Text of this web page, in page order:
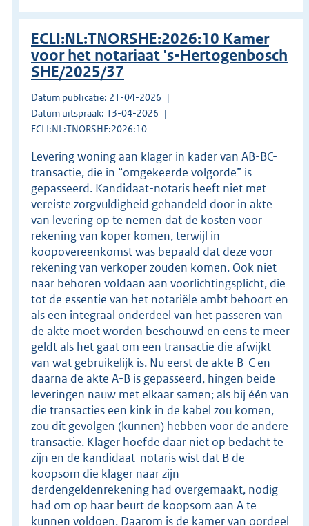
ECLI:NL:TNORSHE:2026:10 Kamer
voor het notariaat 's-Hertogenbosch
SHE/2025/37
Datum publicatie: 21-04-2026
Datum uitspraak: 13-04-2026
ECLI:NL:TNORSHE:2026:10
Levering woning aan klager in kader van AB-BC-
transactie, die in “omgekeerde volgorde” is
gepasseerd. Kandidaat-notaris heeft niet met
vereiste zorgvuldigheid gehandeld door in akte
van levering op te nemen dat de kosten voor
rekening van koper komen, terwijl in
koopovereenkomst was bepaald dat deze voor
rekening van verkoper zouden komen. Ook niet
naar behoren voldaan aan voorlichtingsplicht, die
tot de essentie van het notariële ambt behoort en
als een integraal onderdeel van het passeren van
de akte moet worden beschouwd en eens te meer
geldt als het gaat om een transactie die afwijkt
van wat gebruikelijk is. Nu eerst de akte B-C en
daarna de akte A-B is gepasseerd, hingen beide
leveringen nauw met elkaar samen; als bij één van
die transacties een kink in de kabel zou komen,
zou dit gevolgen (kunnen) hebben voor de andere
transactie. Klager hoefde daar niet op bedacht te
zijn en de kandidaat-notaris wist dat B de
koopsom die klager naar zijn
derdengeldenrekening had overgemaakt, nodig
had om op haar beurt de koopsom aan A te
kunnen voldoen. Daarom is de kamer van oordeel